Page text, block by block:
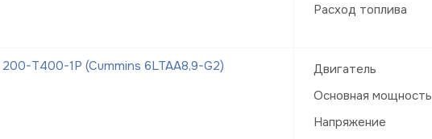
Расход топлива
Т400-1Р (Cummins 6LTAA8,9-G2)
Двигатель
Основная мощность
Напряжение